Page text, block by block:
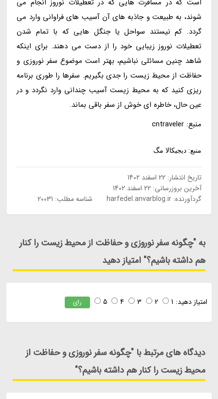
شوند، به طبیعت و جاذبه های آن آسیب های فراوانی وارد می
گردد. کم نیستند سواحل یا جنگل هایی که با تمام شدن
تعطیلات نوروز زیبایی خود را از دست می دهند. برای اینکه
شاهد چنین مسائلی نباشیم، بهتر است موضوع سفر نوروزی و
حفاظت از محیط زیست را جدی بگیریم. سفرها را طوری برنامه
ریزی کنید که به محیط زیست آسیب چندانی وارد نگردد و در
عین حال، خاطره ای خوش از سفر باقی بماند.
منبع: cntraveler
منبع: دیجیکالا مگ
تاریخ انتشار:22 اسفند 1402
آخرین بروزرسانی:22 اسفند 1402
گردآورنده:harfedel.anvarblog.ir شناسه مطلب: 20031
به "چگونه سفر نوروزی و حفاظت از محیط زیست را کنار
هم داشته باشیم؟" امتیاز دهید
امتیاز دهید: 1
2
3
4
5 رای
دیدگاه های مرتبط با "چگونه سفر نوروزی و حفاظت از
محیط زیست را کنار هم داشته باشیم؟"